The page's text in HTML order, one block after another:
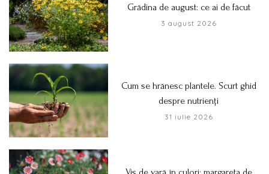
Grădina de august: ce ai de făcut
3 august 2026
Cum se hrănesc plantele. Scurt ghid
despre nutrienți
31 iulie 2026